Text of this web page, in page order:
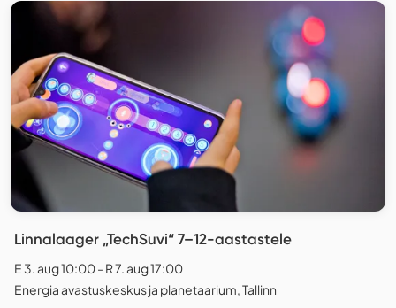
Linnalaager „TechSuvi“ 7–12-aastastele
E 3. aug 10:00 - R 7. aug 17:00
Energia avastuskeskus ja planetaarium, Tallinn